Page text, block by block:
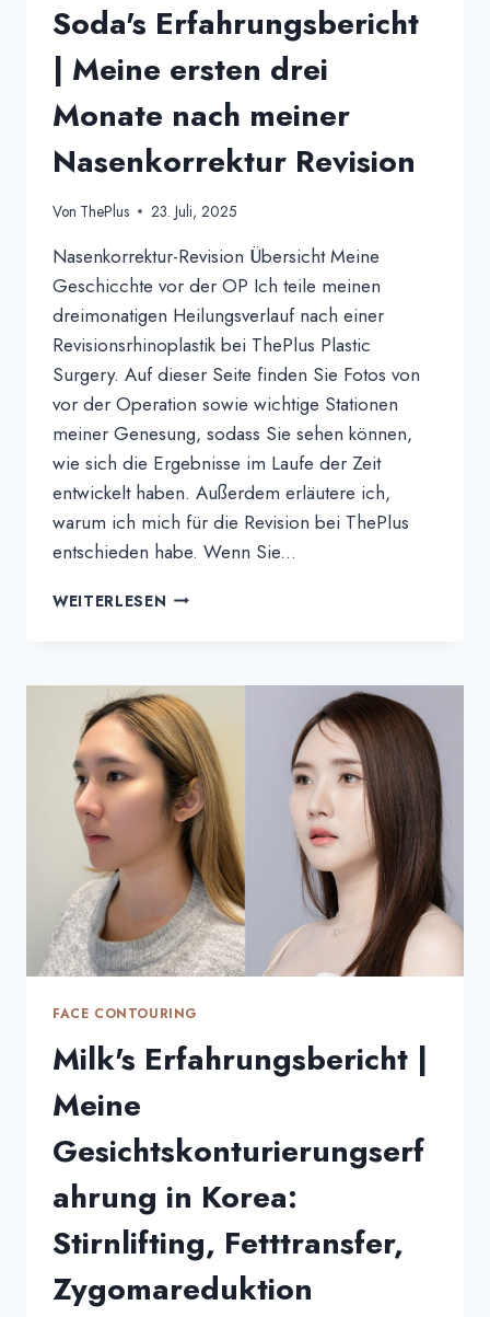
Soda's Erfahrungsbericht
| Meine ersten drei
Monate nach meiner
Nasenkorrektur Revision
Von ThePlus 23. Juli, 2025
Nasenkorrektur-Revision Übersicht Meine
Geschicchte vor der OP Ich teile meinen
dreimonatigen Heilungsverlauf nach einer
Revisionsrhinoplastik bei ThePlus Plastic
Surgery. Auf dieser Seite finden Sie Fotos von
vor der Operation sowie wichtige Stationen
meiner Genesung, sodass Sie sehen können,
wie sich die Ergebnisse im Laufe der Zeit
entwickelt haben. Außerdem erläutere ich,
warum ich mich für die Revision bei ThePlus
entschieden habe. Wenn Sie...
WEITERLESEN SODA'S
ERSTEN
DREI
MONATE
NACH
MEINER
NASENKORREKTUR
REVISION
FACE CONTOURING
Milk's Erfahrungsbericht |
Meine
Gesichtskonturierungserf
ahrung in Korea:
Stirnlifting, Fetttransfer,
Zygomareduktion